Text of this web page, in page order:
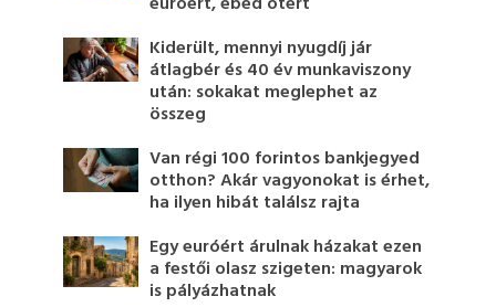
Kiderült, mennyi nyugdíj jár
átlagbér és 40 év munkaviszony
után: sokakat meglephet az
összeg
Van régi 100 forintos bankjegyed
otthon? Akár vagyonokat is érhet,
ha ilyen hibát találsz rajta
Egy euróért árulnak házakat ezen
a festői olasz szigeten: magyarok
is pályázhatnak